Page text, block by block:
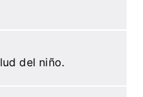
del niño.